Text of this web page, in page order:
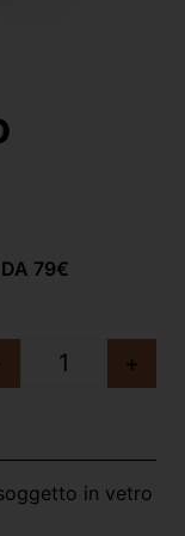
79€
+
in vetro